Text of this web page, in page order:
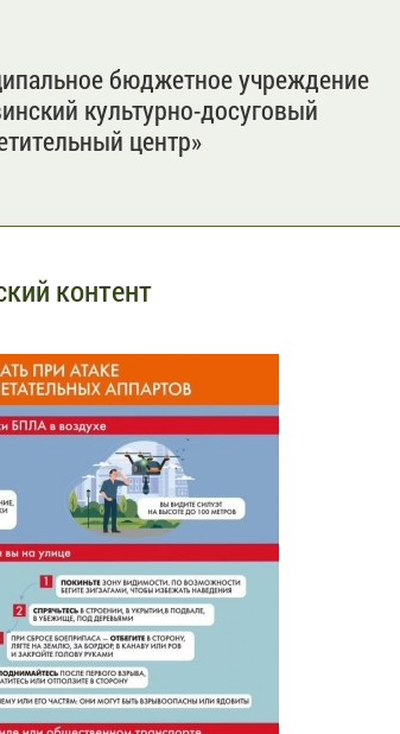
бюджетное учреждение
культурно-досуговый
центр»
контент